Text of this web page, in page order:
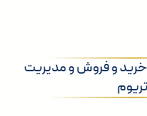
و فروش و مدیریت